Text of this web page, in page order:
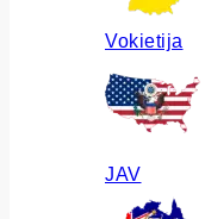
Vokietija
JAV